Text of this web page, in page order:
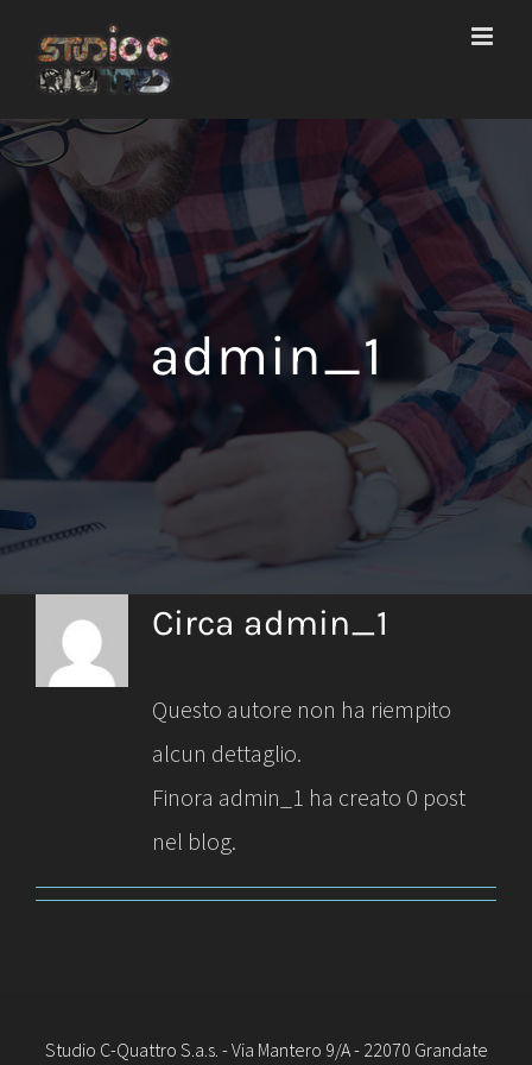
admin_1
Circa admin_1
Questo autore non ha riempito
alcun dettaglio.
Finora admin_1 ha creato 0 post
nel blog.
Studio C-Quattro S.a.s. - Via Mantero 9/A - 22070 Grandate